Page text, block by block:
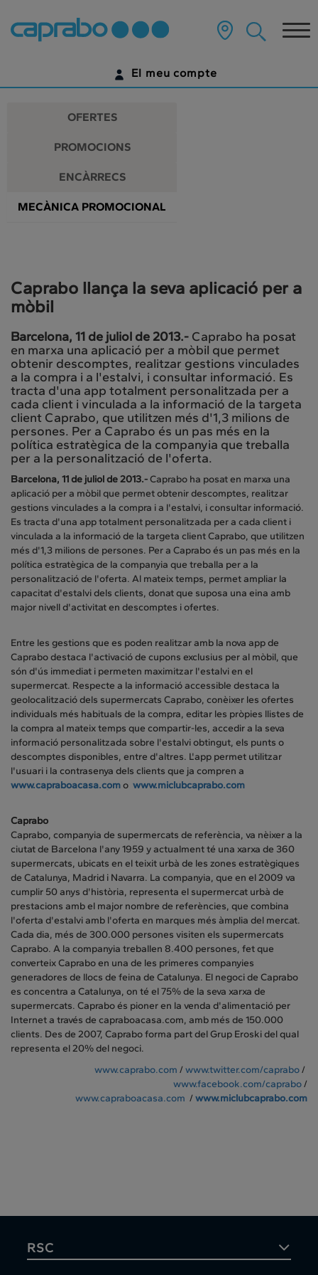
Promocions
descomptes
als
nostres
supermercats
contingut
pàgina
El meu compte
ENCARA NO TENS UN COMPTE DIGITAL?
OFERTES
PROMOCIONS
ENCÀRRECS
MECÀNICA PROMOCIONAL
Caprabo llança la seva aplicació per a
mòbil
Barcelona, 11 de juliol de 2013.- Caprabo ha posat
en marxa una aplicació per a mòbil que permet
obtenir descomptes, realitzar gestions vinculades
a la compra i a l'estalvi, i consultar informació. Es
tracta d'una app totalment personalitzada per a
cada client i vinculada a la informació de la targeta
client Caprabo, que utilitzen més d'1,3 milions de
persones. Per a Caprabo és un pas més en la
política estratègica de la companyia que treballa
per a la personalització de l'oferta.
Barcelona, 11 de juliol de 2013.-Caprabo ha posat en marxa una
aplicació per a mòbil que permet obtenir descomptes, realitzar
gestions vinculades a la compra i a l'estalvi, i consultar informació.
Es tracta d'una app totalment personalitzada per a cada client i
vinculada a la informació de la targeta client Caprabo, que utilitzen
més d'1,3 milions de persones. Per a Caprabo és un pas més en la
política estratègica de la companyia que treballa per a la
personalització de l'oferta. Al mateix temps, permet ampliar la
capacitat d'estalvi dels clients, donat que suposa una eina amb
major nivell d'activitat en descomptes i ofertes.
Entre les gestions que es poden realitzar amb la nova app de
Caprabo destaca l'activació de cupons exclusius per al mòbil, que
són d'ús immediat i permeten maximitzar l'estalvi en el
supermercat. Respecte a la informació accessible destaca la
geolocalització dels supermercats Caprabo, conèixer les ofertes
individuals més habituals de la compra, editar les pròpies llistes de
la compra al mateix temps que compartir-les, accedir a la seva
informació personalitzada sobre l'estalvi obtingut, els punts o
descomptes disponibles, entre d'altres. L'app permet utilitzar
l'usuari i la contrasenya dels clients que ja compren a
www.capraboacasa.como www.miclubcaprabo.com
Caprabo
Caprabo, companyia de supermercats de referència, va nèixer a la
ciutat de Barcelona l'any 1959 y actualment té una xarxa de 360
supermercats, ubicats en el teixit urbà de les zones estratègiques
de Catalunya, Madrid i Navarra. La companyia, que en el 2009 va
cumplir 50 anys d'història, representa el supermercat urbà de
prestacions amb el major nombre de referències, que combina
l'oferta d'estalvi amb l'oferta en marques més àmplia del mercat.
Cada dia, més de 300.000 persones visiten els supermercats
Caprabo. A la companyia treballen 8.400 persones, fet que
converteix Caprabo en una de les primeres companyies
generadores de llocs de feina de Catalunya. El negoci de Caprabo
es concentra a Catalunya, on té el 75% de la seva xarxa de
supermercats. Caprabo és pioner en la venda d'alimentació per
Internet a través de capraboacasa.com, amb més de 150.000
clients. Des de 2007, Caprabo forma part del Grup Eroski del qual
representa el 20% del negoci.
www.caprabo.com / www.twitter.com/caprabo/
www.facebook.com/caprabo/
www.capraboacasa.com / www.miclubcaprabo.com
RSC